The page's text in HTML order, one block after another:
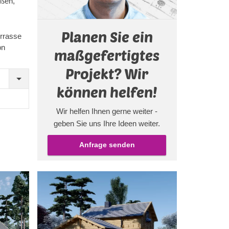
oder
ganze
finden
Planen Sie ein
maßgefertigtes
Projekt? Wir
können helfen!
Wir helfen Ihnen gerne weiter -
geben Sie uns Ihre Ideen weiter.
Anfrage senden